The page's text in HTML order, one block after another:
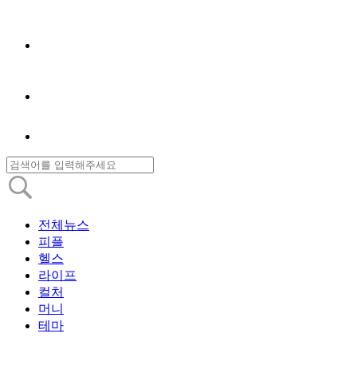
전체뉴스
피플
헬스
라이프
컬처
머니
테마